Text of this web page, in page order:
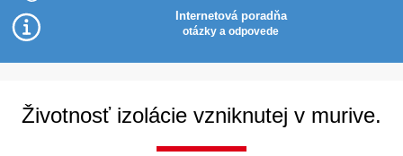
Internetová poradňa
otázky a odpovede
Životnosť izolácie vzniknutej v murive.
povrchov (3 litre) pre
AquaSalt Stop, AquaStop
Protect, AquaStop